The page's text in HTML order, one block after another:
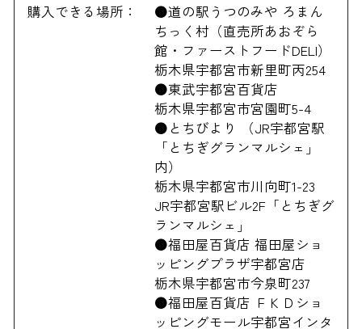
購入できる場所：
●道の駅うつのみや ろまん
ちっく村（直売所あおぞら
館・ファーストフードDELI）
栃木県宇都宮市新里町丙254
●東武宇都宮百貨店
栃木県宇都宮市宮園町5-4
●とちびより （JR宇都宮駅
「とちぎグランマルシェ」
内）
栃木県宇都宮市川向町1-23
JR宇都宮駅ビル2F「とちぎグ
ランマルシェ」
●福田屋百貨店 福田屋ショ
ッピングプラザ宇都宮店
栃木県宇都宮市今泉町237
●福田屋百貨店 ＦＫＤショ
ッピングモール宇都宮インタ